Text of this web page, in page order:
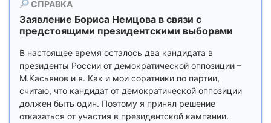
СПРАВКА
Заявление Бориса Немцова в связи с
предстоящими президентскими выборами
В настоящее время осталось два кандидата в
президенты России от демократической оппозиции –
М.Касьянов и я. Как и мои соратники по партии,
считаю, что кандидат от демократической оппозиции
должен быть один. Поэтому я принял решение
отказаться от участия в президентской кампании.